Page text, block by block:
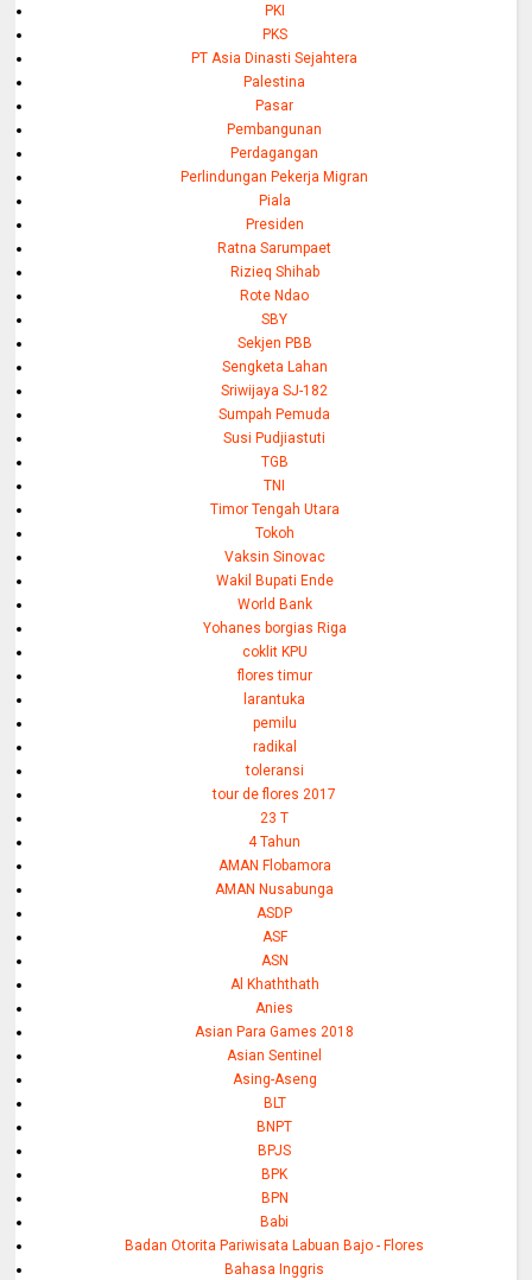
PKI
PKS
PT Asia Dinasti Sejahtera
Palestina
Pasar
Pembangunan
Perdagangan
Perlindungan Pekerja Migran
Piala
Presiden
Ratna Sarumpaet
Rizieq Shihab
Rote Ndao
SBY
Sekjen PBB
Sengketa Lahan
Sriwijaya SJ-182
Sumpah Pemuda
Susi Pudjiastuti
TGB
TNI
Timor Tengah Utara
Tokoh
Vaksin Sinovac
Wakil Bupati Ende
World Bank
Yohanes borgias Riga
coklit KPU
flores timur
larantuka
pemilu
radikal
toleransi
tour de flores 2017
23 T
4 Tahun
AMAN Flobamora
AMAN Nusabunga
ASDP
ASF
ASN
Al Khaththath
Anies
Asian Para Games 2018
Asian Sentinel
Asing-Aseng
BLT
BNPT
BPJS
BPK
BPN
Babi
Badan Otorita Pariwisata Labuan Bajo - Flores
Bahasa Inggris